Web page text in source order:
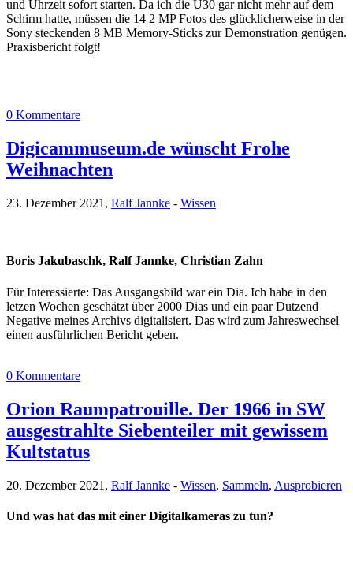
und Uhrzeit sofort starten. Da ich die U30 gar nicht mehr auf dem
Schirm hatte, müssen die 14 2 MP Fotos des glücklicherweise in der
Sony steckenden 8 MB Memory-Sticks zur Demonstration genügen.
Praxisbericht folgt!
0 Kommentare
Digicammuseum.de wünscht Frohe
Weihnachten
23. Dezember 2021, Ralf Jannke - Wissen
Boris Jakubaschk, Ralf Jannke, Christian Zahn
Für Interessierte: Das Ausgangsbild war ein Dia. Ich habe in den
letzen Wochen geschätzt über 2000 Dias und ein paar Dutzend
Negative meines Archivs digitalisiert. Das wird zum Jahreswechsel
einen ausführlichen Bericht geben.
0 Kommentare
Orion Raumpatrouille. Der 1966 in SW
ausgestrahlte Siebenteiler mit gewissem
Kultstatus
20. Dezember 2021, Ralf Jannke - Wissen, Sammeln, Ausprobieren
Und was hat das mit einer Digitalkameras zu tun?